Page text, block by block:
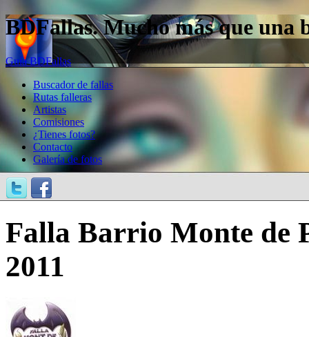
BDFallas. Mucho más que una
Guía BDFallas
Buscador de fallas
Rutas falleras
Artistas
Comisiones
¿Tienes fotos?
Contacto
Galería de fotos
Falla Barrio Monte de
2011